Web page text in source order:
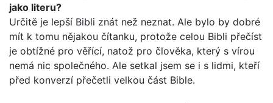
jako lite­ru?
Určitě je lepší Bibli znát než neznat. Ale bylo by dobré
mít k tomu nějakou čítanku, protože celou Bibli přečíst
je obtížné pro věřící, natož pro člověka, který s vírou
nemá nic společ­ného. Ale setkal jsem se i s lidmi, kteří
před konverzí přečetli velkou část Bible.